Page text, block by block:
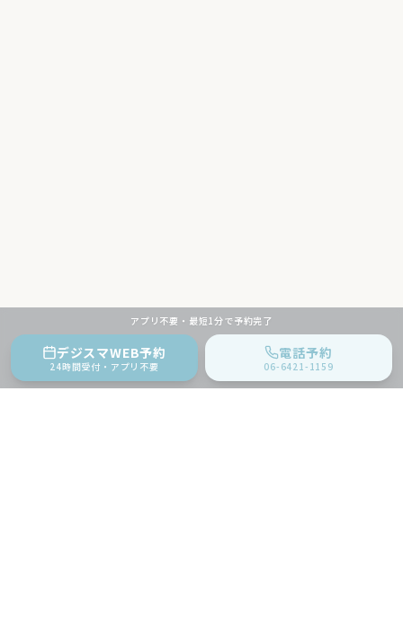
アプリ不要・最短1分で予約完了
デジスマWEB予約
24時間受付・アプリ不要
電話予約
06-6421-1159